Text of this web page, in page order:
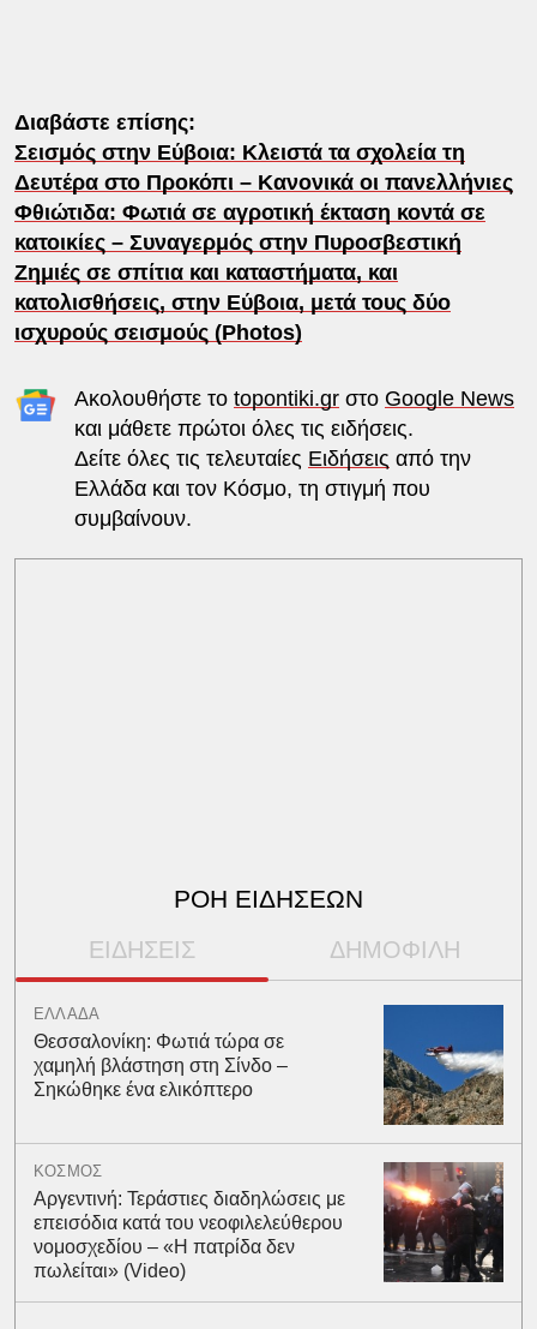
Διαβάστε επίσης:
Σεισμός στην Εύβοια: Κλειστά τα σχολεία τη
Δευτέρα στο Προκόπι – Κανονικά οι πανελλήνιες
Φθιώτιδα: Φωτιά σε αγροτική έκταση κοντά σε
κατοικίες – Συναγερμός στην Πυροσβεστική
Ζημιές σε σπίτια και καταστήματα, και
κατολισθήσεις, στην Εύβοια, μετά τους δύο
ισχυρούς σεισμούς (Photos)
Ακολουθήστε το topontiki.grστο Google News
και μάθετε πρώτοι όλες τις ειδήσεις.
Δείτε όλες τις τελευταίες Ειδήσεις από την
Ελλάδα και τον Κόσμο, τη στιγμή που
συμβαίνουν.
ΡΟΗ ΕΙΔΗΣΕΩΝ
ΕΙΔΗΣΕΙΣ ΔΗΜΟΦΙΛΗ
ΕΛΛΑΔΑ
Θεσσαλονίκη: Φωτιά τώρα σε
χαμηλή βλάστηση στη Σίνδο –
Σηκώθηκε ένα ελικόπτερο
ΚΟΣΜΟΣ
Αργεντινή: Τεράστιες διαδηλώσεις με
επεισόδια κατά του νεοφιλελεύθερου
νομοσχεδίου – «Η πατρίδα δεν
πωλείται» (Video)